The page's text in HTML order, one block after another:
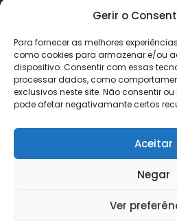
Gerir o
Para fornecer as melhores
como cookies para armazenar e/ou
dispositivo. Consentir com essas
processar dados, como
exclusivos neste site. Não consentir
pode afetar negativamante certos
Aceitar
Negar
Ver
A minha conta
A Minha Conta
Histórico de Pedidos
Lista de Desejos
Newsletter
Loja dos Brindes © 2026. Todos